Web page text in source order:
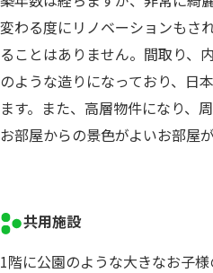
変わる度にリノベーションもさ
ることはありません。間取り、
のような造りになっており、日
ます。また、高層物件になり、
お部屋からの景色がよいお部屋が
共用施設
1階に公園のような大きなお子